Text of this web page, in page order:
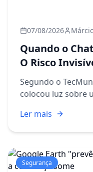
07/08/2026
Quando o
O Risco
Empresa
Segundo o
colocou luz sobre
vínculos
inteligência
Ler mais
Segurança